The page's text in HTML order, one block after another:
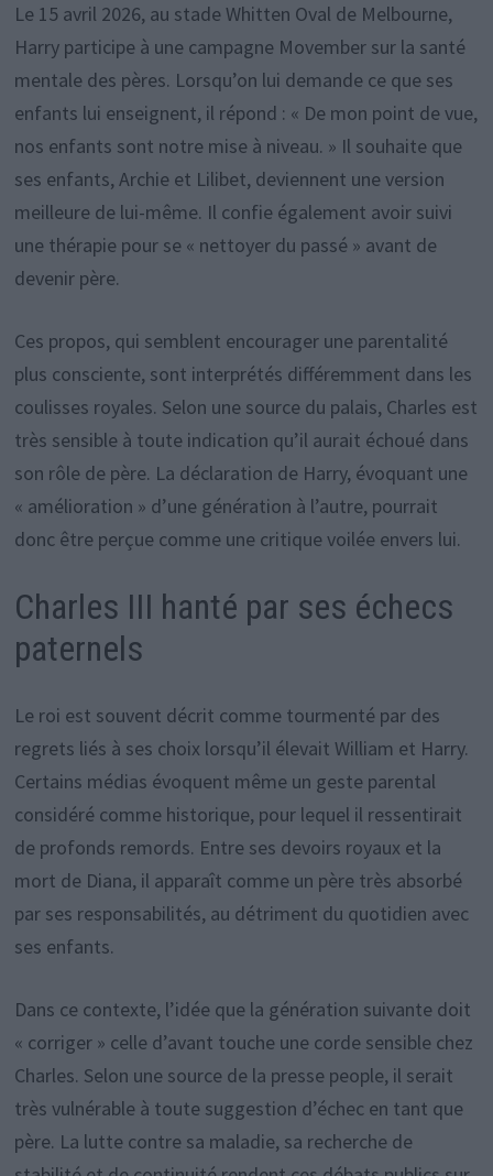
Le 15 avril 2026, au stade Whitten Oval de Melbourne,
Harry participe à une campagne Movember sur la santé
mentale des pères. Lorsqu’on lui demande ce que ses
enfants lui enseignent, il répond : « De mon point de vue,
nos enfants sont notre mise à niveau. » Il souhaite que
ses enfants, Archie et Lilibet, deviennent une version
meilleure de lui-même. Il confie également avoir suivi
une thérapie pour se « nettoyer du passé » avant de
devenir père.
Ces propos, qui semblent encourager une parentalité
plus consciente, sont interprétés différemment dans les
coulisses royales. Selon une source du palais, Charles est
très sensible à toute indication qu’il aurait échoué dans
son rôle de père. La déclaration de Harry, évoquant une
« amélioration » d’une génération à l’autre, pourrait
donc être perçue comme une critique voilée envers lui.
Charles III hanté par ses échecs
paternels
Le roi est souvent décrit comme tourmenté par des
regrets liés à ses choix lorsqu’il élevait William et Harry.
Certains médias évoquent même un geste parental
considéré comme historique, pour lequel il ressentirait
de profonds remords. Entre ses devoirs royaux et la
mort de Diana, il apparaît comme un père très absorbé
par ses responsabilités, au détriment du quotidien avec
ses enfants.
Dans ce contexte, l’idée que la génération suivante doit
« corriger » celle d’avant touche une corde sensible chez
Charles. Selon une source de la presse people, il serait
très vulnérable à toute suggestion d’échec en tant que
père. La lutte contre sa maladie, sa recherche de